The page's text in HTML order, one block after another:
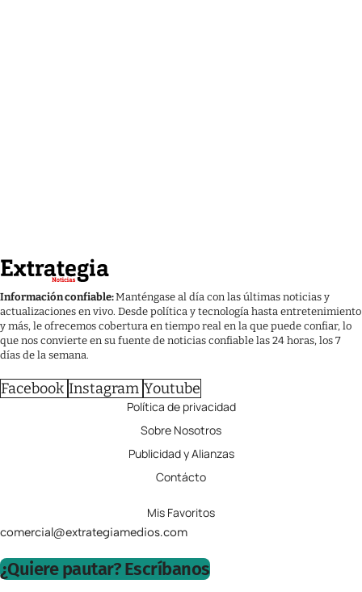
Información confiable:Manténgase al día con las últimas noticias y
actualizaciones en vivo. Desde política y tecnología hasta entretenimiento
y más, le ofrecemos cobertura en tiempo real en la que puede confiar, lo
que nos convierte en su fuente de noticias confiable las 24 horas, los 7
días de la semana.
Facebook Instagram Youtube
Política de privacidad
Sobre Nosotros
Publicidad y Alianzas
Contácto
Mis Favoritos
comercial@extrategiamedios.com
¿Quiere pautar? Escríbanos